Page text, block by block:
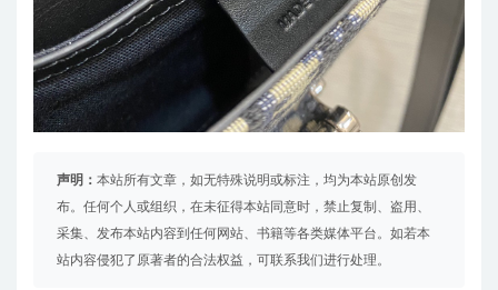
声明： 本站所有文章，如无特殊说明或标注，均为本站原创发
布。任何个人或组织，在未征得本站同意时，禁止复制、盗用、
采集、发布本站内容到任何网站、书籍等各类媒体平台。如若本
站内容侵犯了原著者的合法权益，可联系我们进行处理。